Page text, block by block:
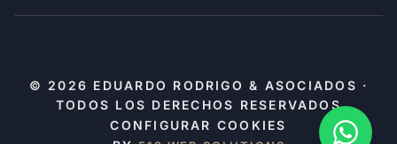
© 2026 EDUARDO RODRIGO & ASOCIADOS ·
TODOS LOS DERECHOS RESERVADOS
CONFIGURAR COOKIES